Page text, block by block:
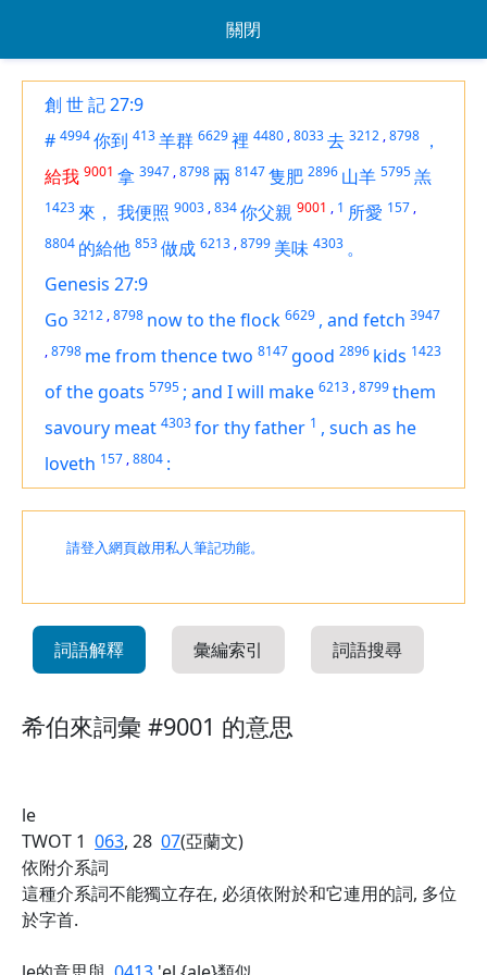
關閉
創 世 記 27:9
# 4994你到 413羊群 6629裡 4480 ,8033去 3212 ,8798 ，
給我 9001 拿 3947 ,8798 兩 8147隻肥 2896 山羊 5795羔
1423 來， 我便照 9003 ,834你父親 9001 , 1 所愛 157 ,
8804 的給他 853做成 6213 ,8799 美味 4303 。
Genesis 27:9
Go 3212 ,8798 now to the flock 6629 , and fetch 3947
,8798 me from thence two 8147 good 2896 kids 1423
of the goats 5795 ; and I will make 6213 ,8799them
savoury meat 4303for thy father 1 , such as he
loveth 157 ,8804 :
請登入網頁啟用私人筆記功能。
詞語解釋 彙編索引 詞語搜尋
希伯來詞彙 #9001 的意思
le
TWOT 1 063, 28 07(亞蘭文)
依附介系詞
這種介系詞不能獨立存在, 必須依附於和它連用的詞, 多位
於字首.